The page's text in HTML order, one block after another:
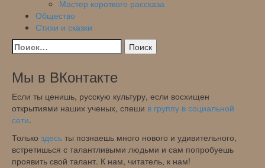
Мастер короткого рассказа
Общество
Стихи и сказки
Найти:
Мы в ВКонтакте
Если ты ценишь, русскую культуру, если восхищен
открытиями наших ученых, спеши в группу в социальной
сети.
Только здесь ты познаешь много нового и удивительного,
встретишься с талантливыми людьми и сам попробуешь
проявить свой талант. К нам, читатель, к нам!